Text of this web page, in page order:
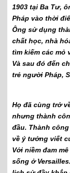
1903 tại Ba Tư,
Pháp vào thời
Ông sử dụng
chất học, nhà
tìm kiếm các mỏ
Và sau đó đến
trẻ người Pháp,
Họ đã cùng trở
nhưng thành
đầu. Thành
về ý tưởng viết
Với niềm đam
sống ở